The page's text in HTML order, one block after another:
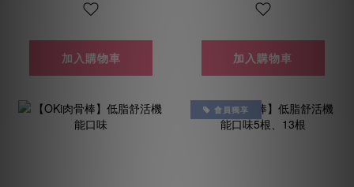
加入購物車 加入購物車
會員獨享